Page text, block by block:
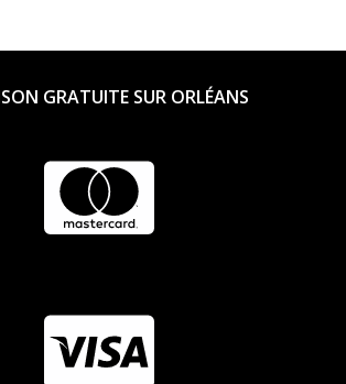
GRATUITE SUR ORLÉANS